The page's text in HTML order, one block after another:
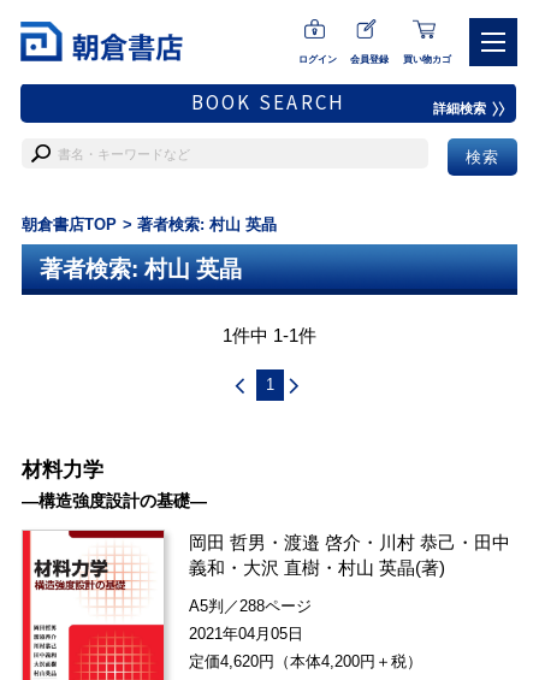
ログイン 会員登録 買い物カゴ
BOOK SEARCH 詳細検索
朝倉書店TOP 著者検索: 村山 英晶
著者検索: 村山 英晶
1件中 1-1件
1
材料力学
―構造強度設計の基礎―
岡田 哲男 ・渡邉 啓介 ・ 川村 恭己 ・ 田中
義和 ・ 大沢 直樹 ・村山 英晶(著)
A5判／288ページ
2021年04月05日
定価4,620円（本体4,200円＋税）